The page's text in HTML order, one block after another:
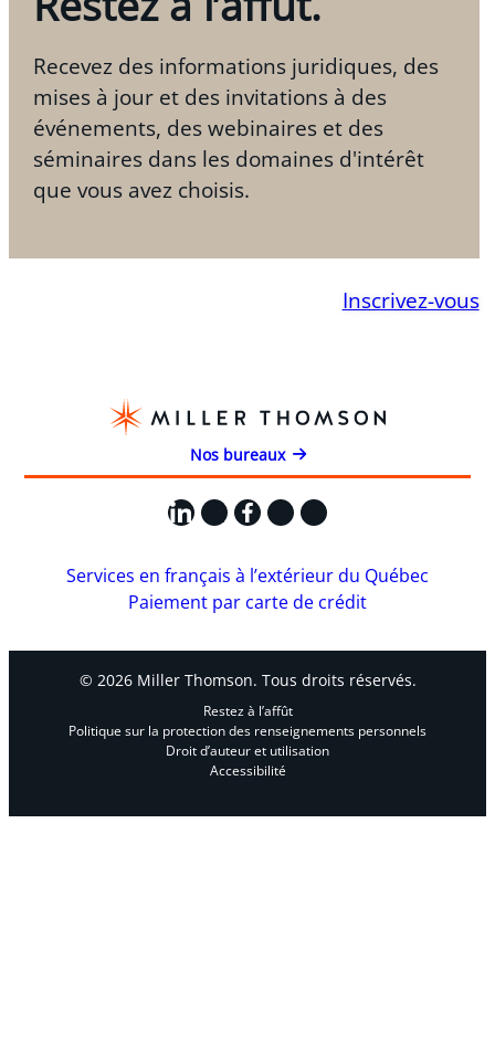
Recevez des informations juridiques, des
mises à jour et des invitations à des
événements, des webinaires et des
séminaires dans les domaines d'intérêt
que vous avez choisis.
Inscrivez-vous
Nos bureaux
LinkedIn
X Facebook
Instagram
YouTube
Services en français à l’extérieur du Québec
Paiement par carte de crédit
© 2026 Miller Thomson. Tous droits réservés.
Restez à l’affût
Politique sur la protection des renseignements personnels
Droit d’auteur et utilisation
Accessibilité